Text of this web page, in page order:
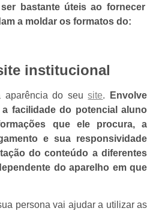
bastante úteis ao fornecer
a moldar os formatos do:
institucional
aparência do seusite.
Envolve
facilidade do potencial aluno
que ele procura, a
e sua responsividade
do conteúdo a diferentes
do aparelho em que
persona vai ajudar a utilizar as